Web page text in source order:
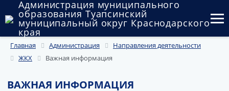
Администрация муниципального
образования Туапсинский
муниципальный округ Краснодарского
края
Округ
Главная Администрация
Направления деятельности
ЖКХ
Важная информация
ВАЖНАЯ ИНФОРМАЦИЯ